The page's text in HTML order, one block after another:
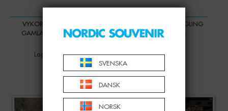
VYKORT, SLOTTSVAKT,
GAMLA STAN VYER, A6
Lagerstatus: 0 st
VYKORT, SOMMARSEGLING
STRÖMMEN, A6
Lagerstatus: 0 st
SVENSKA
DANSK
NORSK